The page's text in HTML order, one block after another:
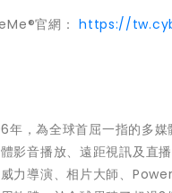
官網：https://
，為全球首屈一指的多
影音播放、遠距視訊及直
力導演、相片大師、